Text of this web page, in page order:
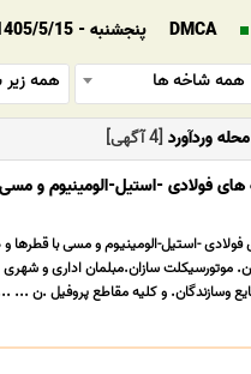
DMCA
پنجشنبه - 1405/5/15
همه شاخه ها همه
وردآورد [4 آگهی]
موتورسیکلت سازان.مبلمان اداری و
وسازندگان. و کلیه مقاطع پروفیل .ن ...